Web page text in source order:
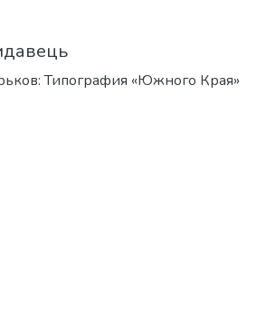
Типография «Южного Края»